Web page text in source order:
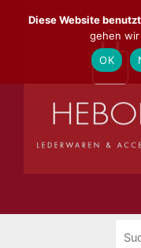
Inhalt
Diese Website
gehen wir
OK